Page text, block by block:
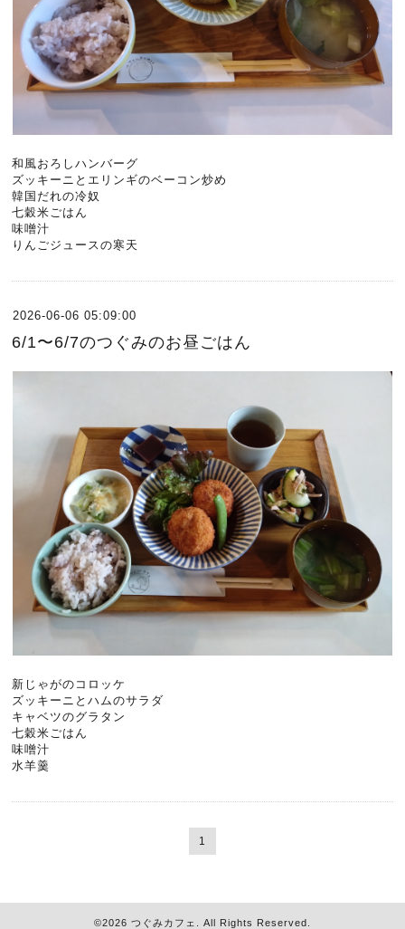
和風おろしハンバーグ
ズッキーニとエリンギのベーコン炒め
韓国だれの冷奴
七穀米ごはん
味噌汁
りんごジュースの寒天
2026-06-06 05:09:00
6/1〜6/7のつぐみのお昼ごはん
新じゃがのコロッケ
ズッキーニとハムのサラダ
キャベツのグラタン
七穀米ごはん
味噌汁
水羊羹
1
©2026 つぐみカフェ . All Rights Reserved.